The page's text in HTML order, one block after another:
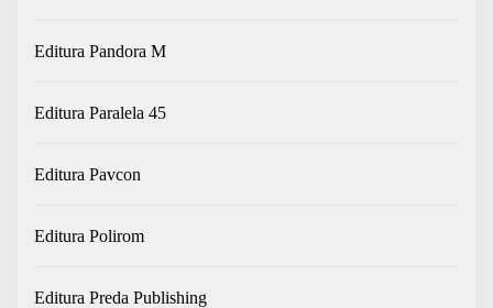
Editura Pandora M
Editura Paralela 45
Editura Pavcon
Editura Polirom
Editura Preda Publishing